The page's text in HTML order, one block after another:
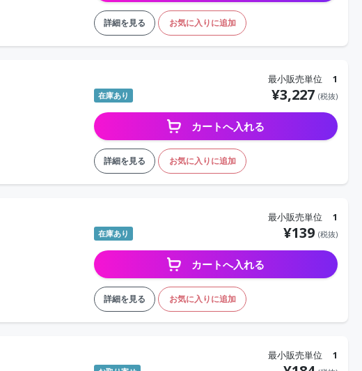
詳細を見る お気に入りに追加
最小販売単位 1
在庫あり ¥3,227 (税抜)
カートへ入れる
詳細を見る お気に入りに追加
最小販売単位 1
在庫あり ¥139 (税抜)
カートへ入れる
詳細を見る お気に入りに追加
最小販売単位 1